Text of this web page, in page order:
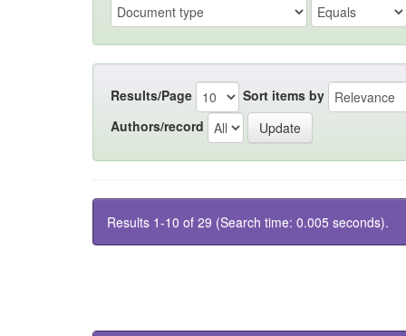
Results/Page Sort items by
Authors/record
Results 1-10 of 29 (Search time: 0.005 seconds).